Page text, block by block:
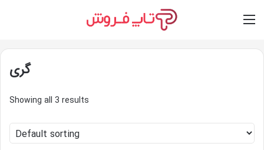
گری
Showing all 3 results